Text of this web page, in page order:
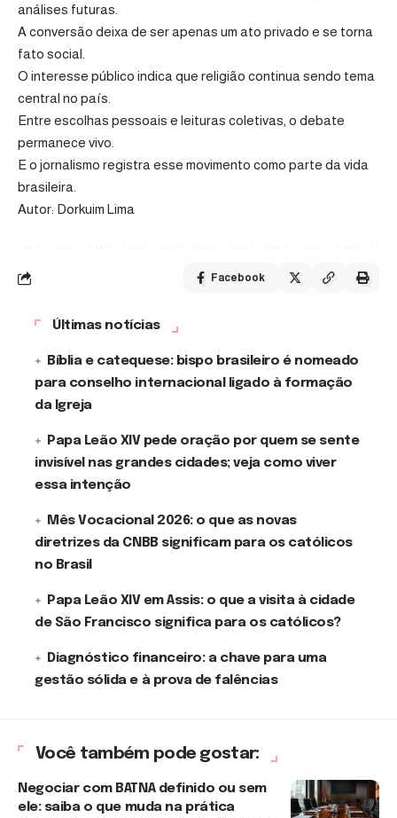
análises futuras.
A conversão deixa de ser apenas um ato privado e se torna
fato social.
O interesse público indica que religião continua sendo tema
central no país.
Entre escolhas pessoais e leituras coletivas, o debate
permanece vivo.
E o jornalismo registra esse movimento como parte da vida
brasileira.
Autor: Dorkuim Lima
Facebook
Últimas notícias
Bíblia e catequese: bispo brasileiro é nomeado
para conselho internacional ligado à formação
da Igreja
Papa Leão XIV pede oração por quem se sente
invisível nas grandes cidades; veja como viver
essa intenção
Mês Vocacional 2026: o que as novas
diretrizes da CNBB significam para os católicos
no Brasil
Papa Leão XIV em Assis: o que a visita à cidade
de São Francisco significa para os católicos?
Diagnóstico financeiro: a chave para uma
gestão sólida e à prova de falências
Você também pode gostar:
Negociar com BATNA definido ou sem
ele: saiba o que muda na prática